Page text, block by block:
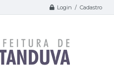
Login / Cadastro